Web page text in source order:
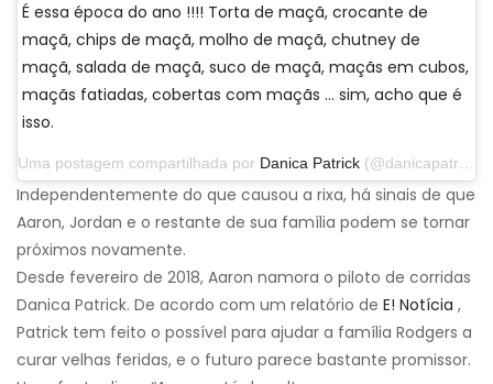
É essa época do ano !!!! Torta de maçã, crocante de
maçã, chips de maçã, molho de maçã, chutney de
maçã, salada de maçã, suco de maçã, maçãs em cubos,
maçãs fatiadas, cobertas com maçãs ... sim, acho que é
isso.
Uma postagem compartilhada por Danica Patrick (@danicapatrick) em 29 de setembro de 2019 às 14h31 PDT
Independentemente do que causou a rixa, há sinais de que
Aaron, Jordan e o restante de sua família podem se tornar
próximos novamente.
Desde fevereiro de 2018, Aaron namora o piloto de corridas
Danica Patrick. De acordo com um relatório de E! Notícia ,
Patrick tem feito o possível para ajudar a família Rodgers a
curar velhas feridas, e o futuro parece bastante promissor.